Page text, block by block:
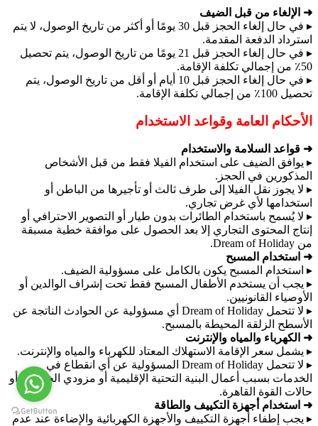
➜ الإلغاء من قبل الضيف
▸ في حال إلغاء الحجز قبل 30 يومًا أو أكثر من تاريخ الوصول، لا يتم
استرداد الدفعة المقدمة.
▸ في حال إلغاء الحجز قبل 21 يومًا من تاريخ الوصول، يتم تحصيل
50٪ من إجمالي تكلفة الإقامة.
▸ في حال إلغاء الحجز قبل 10 أيام أو أقل من تاريخ الوصول، يتم
تحصيل 100٪ من إجمالي تكلفة الإقامة.
الأحكام العامة وقواعد الاستخدام
➜ قواعد السلامة والاستخدام
▸ يوافق الضيف على استخدام الفيلا فقط من قبل الأشخاص
المذكورين في الحجز.
▸ لا يجوز نقل الفيلا إلى طرف ثالث أو تأجيرها من الباطن أو
استخدامها لأي غرض تجاري.
▸ لا يُسمح باستخدام الطائرات بدون طيار أو التصوير الاحترافي أو
إنتاج المحتوى التجاري إلا بعد الحصول على موافقة خطية مسبقة
من Dream of Holiday.
➜ استخدام المسبح
▸ استخدام المسبح يكون بالكامل على مسؤولية الضيف.
▸ يجب أن يستخدم الأطفال المسبح فقط تحت إشراف الوالدين أو
الأوصياء القانونيين.
▸ لا تتحمل Dream of Holiday أي مسؤولية عن الحوادث الناتجة عن
الأسطح الزلقة المحيطة بالمسبح.
➜ الكهرباء والمياه والإنترنت
▸ يشمل سعر الإقامة الاستهلاك المعتاد للكهرباء والمياه والإنترنت.
▸ لا تتحمل Dream of Holiday المسؤولية عن أي انقطاع في
الخدمات بسبب أعمال البنية التحتية الإقليمية أو مزودي الخدمات أو
حالات القوة القاهرة.
➜ استخدام أجهزة التكييف والطاقة
▸ يجب إطفاء أجهزة التكييف والأجهزة الكهربائية والإضاءة عند عدم